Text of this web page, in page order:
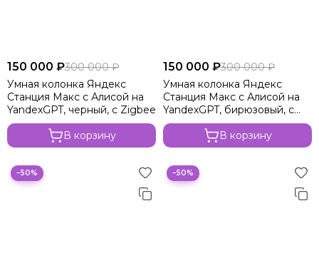
150 000 ₽300 000 ₽
Умная колонка Яндекс
Станция Макс с Алисой на
YandexGPT, черный, с Zigbee
В корзину
150 000 ₽300 000 ₽
Умная колонка Яндекс
Станция Макс с Алисой на
YandexGPT, бирюзовый, с
Zigbee
В корзину
−50% −50%